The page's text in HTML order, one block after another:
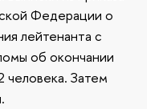
Федерации о
лейтенанта с
об окончании
человека. Затем